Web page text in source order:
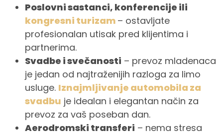
Poslovni sastanci, konferencije ili
kongresni turizam – ostavljate
profesionalan utisak pred klijentima i
partnerima.
Svadbe i svečanosti – prevoz mladenaca
je jedan od najtraženijih razloga za limo
usluge. Iznajmljivanje automobila za
svadbu je idealan i elegantan način za
prevoz za vaš poseban dan.
Aerodromski transferi – nema stresa